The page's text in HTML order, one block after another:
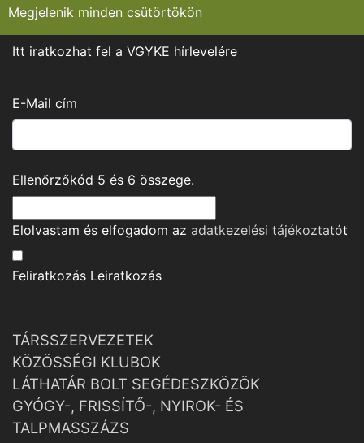
Megjelenik minden csütörtökön
Itt iratkozhat fel a VGYKE hírlevelére
E-Mail cím
Ellenőrzőkód 5 és 6 összege.
Elolvastam és elfogadom az adatkezelési tájékoztatót
Feliratkozás Leiratkozás
TÁRSSZERVEZETEK
KÖZÖSSÉGI KLUBOK
LÁTHATÁR BOLT SEGÉDESZKÖZÖK
GYÓGY-, FRISSÍTŐ-, NYIROK- ÉS
TALPMASSZÁZS